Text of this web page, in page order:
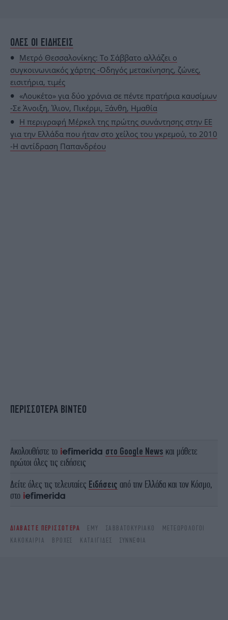
ΟΛΕΣ ΟΙ ΕΙΔΗΣΕΙΣ
Μετρό Θεσσαλονίκης: Το Σάββατο αλλάζει ο
συγκοινωνιακός χάρτης -Οδηγός μετακίνησης, ζώνες,
εισιτήρια, τιμές
«Λουκέτο» για δύο χρόνια σε πέντε πρατήρια καυσίμων
-Σε Άνοιξη, Ίλιον, Πικέρμι, Ξάνθη, Ημαθία
Η περιγραφή Μέρκελ της πρώτης συνάντησης στην ΕΕ
για την Ελλάδα που ήταν στο χείλος του γκρεμού, το 2010
-Η αντίδραση Παπανδρέου
ΠΕΡΙΣΣΟΤΕΡΑ ΒΙΝΤΕΟ
Ακολουθήστε το στο Google News και μάθετε
πρώτοι όλες τις ειδήσεις
Δείτε όλες τις τελευταίες Ειδήσεις από την Ελλάδα και τον Κόσμο,
στο
ΔΙΑΒΑΣΤΕ ΠΕΡΙΣΣΟΤΕΡΑ ΕΜΥ ΣΑΒΒΑΤΟΚΎΡΙΑΚΟ
ΜΕΤΕΩΡΟΛΌΓΟΙ
ΚΑΚΟΚΑΙΡΊΑ
ΒΡΟΧΈΣ ΚΑΤΑΙΓΊΔΕΣ ΣΥΝΝΕΦΙΆ